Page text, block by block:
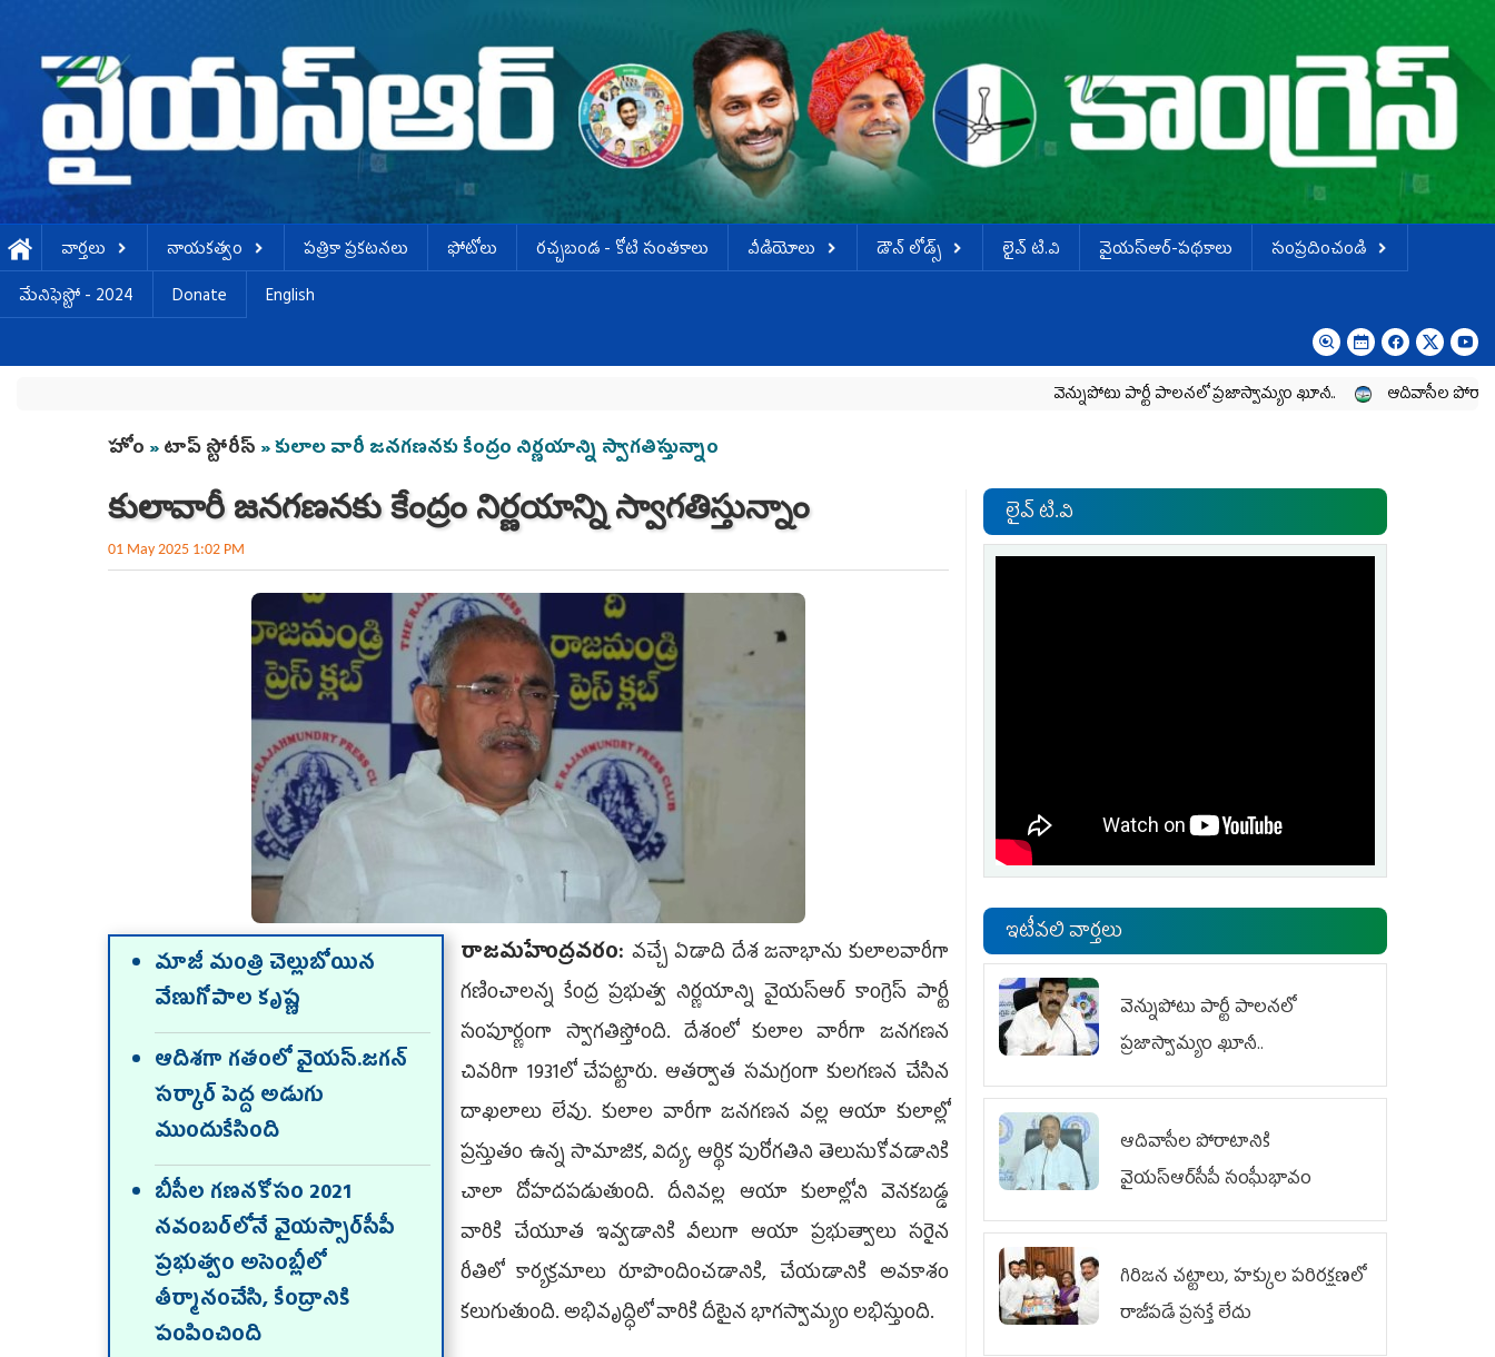
వార్తలు నాయకత్వం పత్రికా ప్రకటనలు ఫోటోలు ర‌చ్చ‌బండ‌ - కోటి సంత‌కాలు వీడియోలు డౌన్ లోడ్స్ లైవ్ టి.వి వైయస్ఆర్-పథకాలు
సంప్రదించండి
మేనిఫెస్టో - 2024
Donate English
వెన్నుపోటు పార్టీ పాలనలో ప్రజాస్వామ్యం ఖూనీ.. ఆదివాసీల పోరాటానికి
You are here
హోం »టాప్ స్టోరీస్ » కులాల వారీ జనగణనకు కేంద్రం నిర్ణయాన్ని స్వాగతిస్తున్నాం
కులాల వారీ జనగణనకు కేంద్రం నిర్ణయాన్ని స్వాగతిస్తున్నాం
01 May 2025 1:02 PM
మాజీ మంత్రి చెల్లుబోయిన
వేణుగోపాల కృష్ణ
ఆదిశగా గతంలో వైయస్‌.జగన్‌
సర్కార్‌ పెద్ద అడుగు
ముందుకేసింది
బీసీల గణనకోసం 2021
నవంబర్‌లోనే వైయస్సార్‌సీపీ
ప్రభుత్వం అసెంబ్లీలో
తీర్మానంచేసి, కేంద్రానికి
పంపించింది
రాజ‌మ‌హేంద్ర‌వ‌రం: వచ్చే ఏడాది దేశ జనాభాను కులాలవారీగా
గణించాలన్న కేంద్ర ప్రభుత్వ నిర్ణయాన్ని వైయస్ఆర్‌ కాంగ్రెస్‌ పార్టీ
సంపూర్ణంగా స్వాగతిస్తోంది. దేశంలో కులాల వారీగా జనగణన
చివరిగా 1931లో చేపట్టారు. ఆతర్వాత సమగ్రంగా కులగణన చేసిన
దాఖలాలు లేవు. కులాల వారీగా జనగణన వల్ల ఆయా కులాల్లో
ప్రస్తుతం ఉన్న సామాజిక, విద్య, ఆర్థిక పురోగతిని తెలుసుకోవడానికి
చాలా దోహదపడుతుంది. దీనివల్ల ఆయా కులాల్లోని వెనకబడ్డ
వారికి చేయూత ఇవ్వడానికి వీలుగా ఆయా ప్రభుత్వాలు సరైన
రీతిలో కార్యక్రమాలు రూపొందించడానికి, చేయడానికి అవకాశం
కలుగుతుంది. అభివృద్ధిలో వారికి దీటైన భాగస్వామ్యం లభిస్తుంది.
లైవ్ టి.వి
ఇటీవలి వార్తలు
వెన్నుపోటు పార్టీ పాలనలో
ప్రజాస్వామ్యం ఖూనీ..
ఆదివాసీల పోరాటానికి
వైయ‌స్ఆర్‌సీపీ సంఘీభావం
గిరిజన చట్టాలు, హక్కుల పరిరక్షణలో
రాజీపడే ప్రసక్తే లేదు